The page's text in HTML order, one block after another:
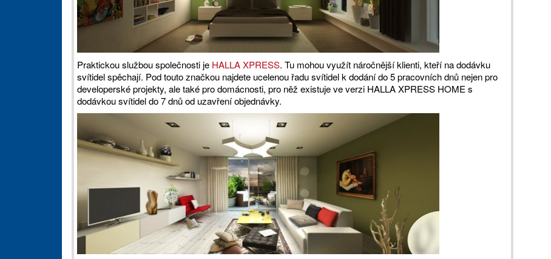
Praktickou službou společnosti je HALLA XPRESS. Tu mohou využít náročnější klienti, kteří na dodávku
svítidel spěchají. Pod touto značkou najdete ucelenou řadu svítidel k dodání do 5 pracovních dnů nejen pro
developerské projekty, ale také pro domácnosti, pro něž existuje ve verzi HALLA XPRESS HOME s
dodávkou svítidel do 7 dnů od uzavření objednávky.